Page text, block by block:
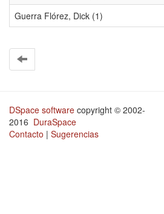
Guerra Flórez, Dick (1)
DSpace software copyright © 2002-
2016 DuraSpace
Contacto | Sugerencias